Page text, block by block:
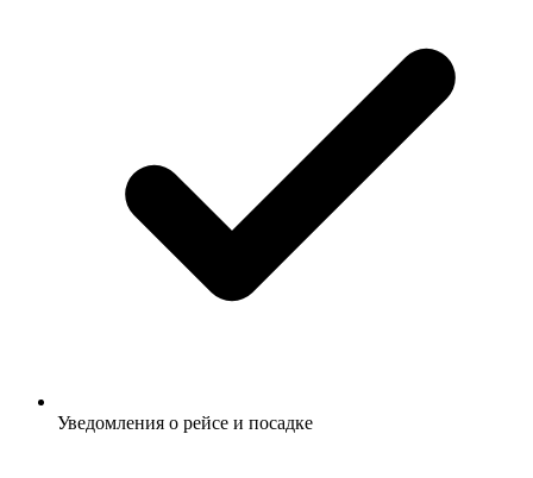
Уведомления о рейсе и посадке